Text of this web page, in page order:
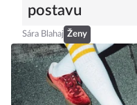
postavu
Sára Blahaj Ženy